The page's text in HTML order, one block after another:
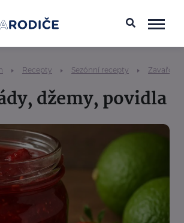
Recepty Sezónní recepty
džemy, povidla